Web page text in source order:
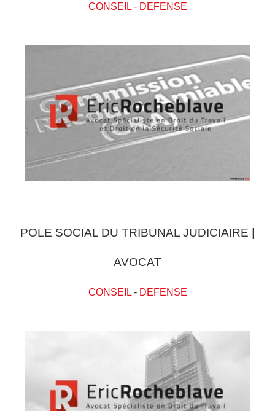
CONSEIL- DEFENSE
POLE SOCIAL DU TRIBUNAL JUDICIAIRE |
AVOCAT
CONSEIL- DEFENSE